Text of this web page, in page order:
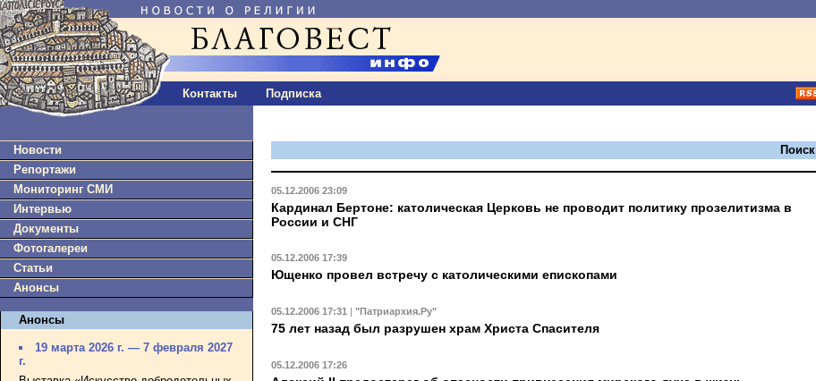
Контакты Подписка
Новости
Репортажи
Мониторинг СМИ
Интервью
Документы
Фотогалереи
Статьи
Анонсы
Анонсы
19 марта 2026 г. — 7 февраля 2027
г.
Поиск
05.12.2006 23:09
Кардинал Бертоне: католическая Церковь не проводит политику прозелитизма в
России и СНГ
05.12.2006 17:39
Ющенко провел встречу с католическими епископами
05.12.2006 17:31 | "Патриархия.Ру"
75 лет назад был разрушен храм Христа Спасителя
05.12.2006 17:26